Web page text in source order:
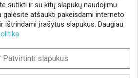
sutikti ir su kitų slapukų naudojimu.
galėsite atšaukti pakeisdami interneto
ištrindami įrašytus slapukus. Daugiau
Patvirtinti slapukus